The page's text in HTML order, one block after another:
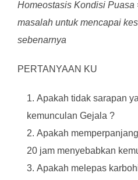
Homeostasis Kondisi Puasa
masalah untuk mencapai
sebenarnya
PERTANYAAN KU
Apakah tidak sarapan
kemunculan Gejala ?
Apakah
20 jam menyebabkan
Apakah melepas